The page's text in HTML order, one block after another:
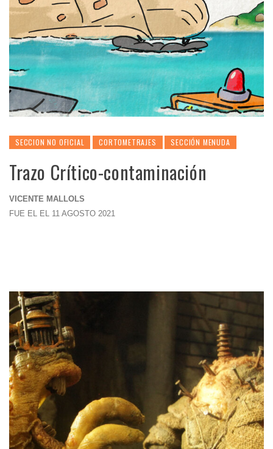
SECCION NO OFICIAL CORTOMETRAJES SECCIÓN MENUDA
Trazo Crítico-contaminación
VICENTE MALLOLS
FUE EL EL 11 AGOSTO 2021